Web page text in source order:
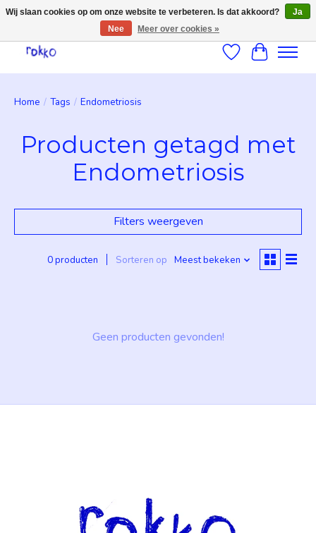
Verlanglijst
Home / Tags / Endometriosis
Producten getagd met
Endometriosis
Filters weergeven
0 producten Sorteren op Meest bekeken
Geen producten gevonden!
Wij slaan cookies op om onze website te verbeteren. Is dat akkoord?
Ja
Nee
Meer over cookies »